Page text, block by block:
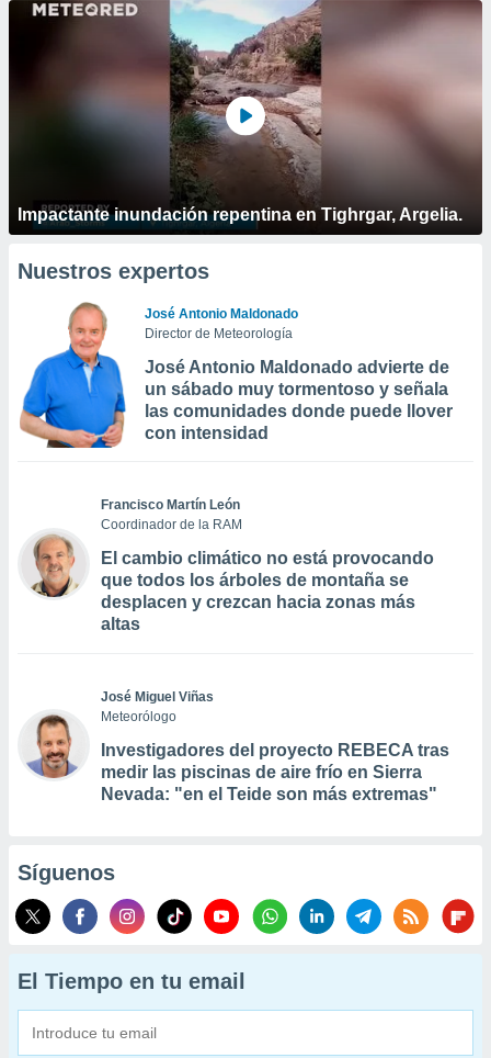
Impactante inundación repentina en Tighrgar, Argelia.
Nuestros expertos
José Antonio Maldonado
Director de Meteorología
José Antonio Maldonado advierte de
un sábado muy tormentoso y señala
las comunidades donde puede llover
con intensidad
Francisco Martín León
Coordinador de la RAM
El cambio climático no está provocando
que todos los árboles de montaña se
desplacen y crezcan hacia zonas más
altas
José Miguel Viñas
Meteorólogo
Investigadores del proyecto REBECA tras
medir las piscinas de aire frío en Sierra
Nevada: "en el Teide son más extremas"
Síguenos
El Tiempo en tu email